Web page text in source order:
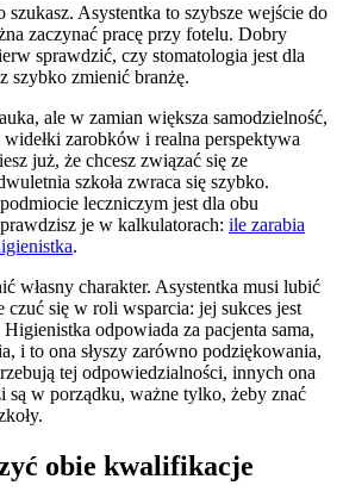
szukasz. Asystentka to szybsze wejście do
zaczynać pracę przy fotelu. Dobry
sprawdzić, czy stomatologia jest dla
szybko zmienić branżę.
ale w zamian większa samodzielność,
zarobków i realna perspektywa
już, że chcesz związać się ze
szkoła zwraca się szybko.
leczniczym jest dla obu
je w kalkulatorach: ile zarabia
.
własny charakter. Asystentka musi lubić
czuć się w roli wsparcia: jej sukces jest
odpowiada za pacjenta sama,
i to ona słyszy zarówno podziękowania,
tej odpowiedzialności, innych ona
są w porządku, ważne tylko, żeby znać
obie kwalifikacje